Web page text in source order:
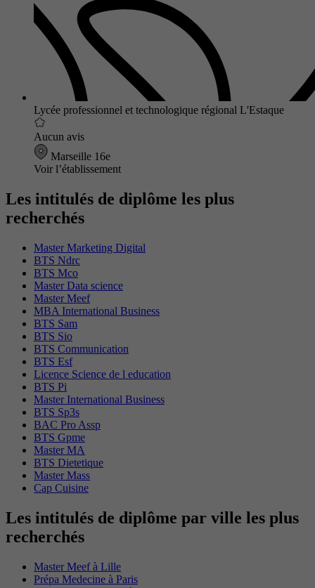
Lycée professionnel et technologique régional L'Estaque
Aucun avis
Marseille 16e
Voir l’établissement
Les intitulés de diplôme les plus
recherchés
Master Marketing Digital
BTS Ndrc
BTS Mco
Master Data science
Master Meef
MBA International Business
BTS Sam
BTS Sio
BTS Communication
BTS Esf
Licence Science de l education
BTS Pi
Master International Business
BTS Sp3s
BAC Pro Assp
BTS Gpme
Master MA
BTS Dietetique
Master Mass
Cap Cuisine
Les intitulés de diplôme par ville les plus
recherchés
Master Meef à Lille
Prépa Medecine à Paris